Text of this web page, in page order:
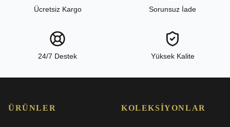
Ücretsiz Kargo Sorunsuz İade
24/7 Destek Yüksek Kalite
ÜRÜNLER KOLEKSIYONLAR